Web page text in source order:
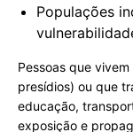
Populações
Pessoas que
presídios) ou que
educação,
exposição e